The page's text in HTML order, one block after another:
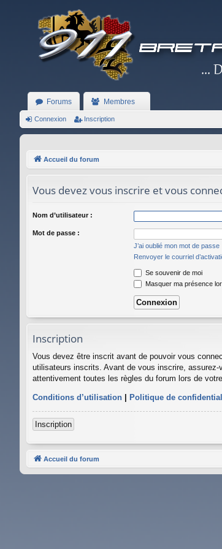
Forums Membres
Connexion Inscription
Accueil du forum
Vous devez vous inscrire et vous
Nom d’utilisateur :
Mot de passe :
J’ai oublié mon mot de passe
Renvoyer le courriel
Se souvenir de moi
Masquer ma présence
Inscription
Vous devez être inscrit avant de pouvoir vous
utilisateurs inscrits. Avant de vous inscrire, assurez-
attentivement toutes les règles du forum lors de
Conditions d’utilisation | Politique de
Inscription
Accueil du forum